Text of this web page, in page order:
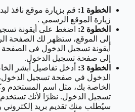
الخطوة 1:
قم بزيارة موقع نافذ
زيارة الموقع الرسمي .
الخطوة 2:
اضغط على أيقونة
إلى الموقع، ستظهر لك الصفحة
أيقونة تسجيل الدخول في الصفحة
إلى صفحة تسجيل الدخول.
الخطوة 3:
أدخل تفاصيل أبشر
الدخول في صفحة تسجيل
الخاصة بك، مثل اسم المستخدم
تسجيل الدخول. نظرًا لأنك
سيُطلب منك تقديم بريد